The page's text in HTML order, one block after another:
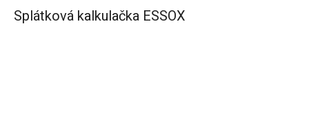
Splátková kalkulačka ESSOX